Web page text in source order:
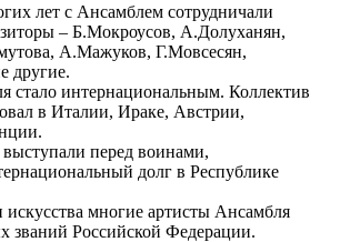
лет с Ансамблем сотрудничали
– Б.Мокроусов, А.Долуханян,
А.Мажуков, Г.Мовсесян,
другие.
стало интернациональным. Коллектив
в Италии, Ираке, Австрии,
перед воинами,
долг в Республике
искусства многие артисты Ансамбля
званий Российской Федерации.